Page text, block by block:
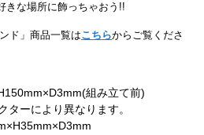
きな場所に飾っちゃおう!!
ド」商品一覧はこちらからご覧くださ
組み立て前)
ターにより異なります。